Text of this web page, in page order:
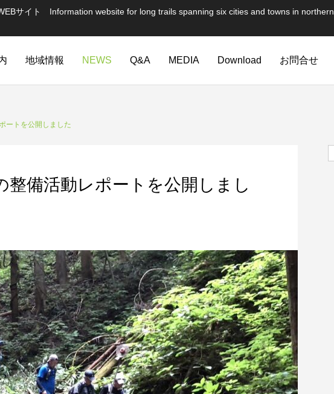
サイト Information website for long trails spanning six cities and towns in northern
地域情報 NEWS Q&A MEDIA Download お問合せ
ートを公開しました
整備活動レポートを公開しまし